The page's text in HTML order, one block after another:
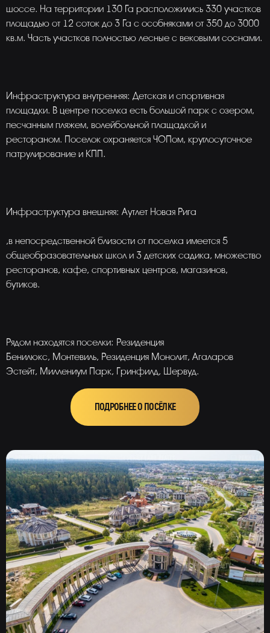
шоссе. На территории 130 Га расположились 330 участков
площадью от 12 соток до 3 Га с особняками от 350 до 3000
кв.м. Часть участков полностью лесные с вековыми соснами.
Инфраструктура внутренняя: Детская и спортивная
площадки. В центре поселка есть большой парк с озером,
песчанным пляжем, волейбольной плащадкой и
рестораном. Поселок охраняется ЧОПом, круглосуточное
патрулирование и КПП.
Инфраструктура внешняя: Аутлет Новая Рига
,в непосредственной близости от поселка имеется 5
общеобразовательных школ и 3 детских садика, множество
ресторанов, кафе, спортивных центров, магазинов,
бутиков.
Рядом находятся поселки: Резиденция
Бенилюкс, Монтевиль, Резиденция Монолит, Агаларов
Эстейт, Миллениум Парк, Гринфилд, Шервуд.
ПОДРОБНЕЕ О ПОСЁЛКЕ